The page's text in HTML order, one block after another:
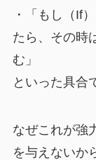
・「もし（If
たら、その時
む」
といった具合
なぜこれが強
を与えないか